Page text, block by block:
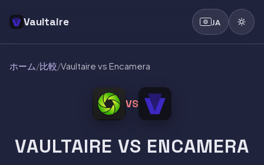
Vaultaire JA
ホーム/比較/Vaultaire vs Encamera
VS
VAULTAIRE VS ENCAMERA